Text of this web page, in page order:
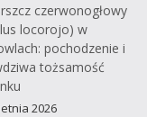
czerwonogłowy
locorojo) w
pochodzenie i
tożsamość
2026